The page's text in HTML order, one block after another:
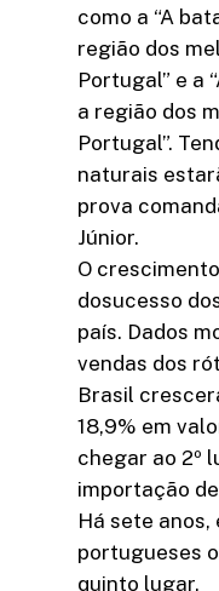
como a “A
região dos
Portugal” e a
a região dos
Portugal”.
naturais
prova
Júnior.
O
dosucesso
país. Dados
vendas dos
Brasil
18,9% em
chegar ao 2º
importação
Há sete anos,
portugueses
quinto lugar.